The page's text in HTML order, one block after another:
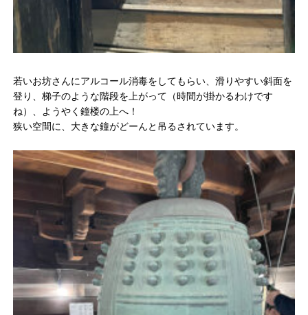
若いお坊さんにアルコール消毒をしてもらい、滑りやすい斜面を
登り、梯子のような階段を上がって（時間が掛かるわけです
ね）、ようやく鐘楼の上へ！
狭い空間に、大きな鐘がどーんと吊るされています。